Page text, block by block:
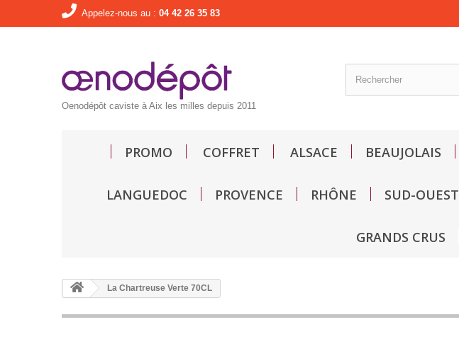
Appelez-nous au : 04 42 26 35 83
Oenodépôt caviste à Aix les milles depuis 2011
PROMO COFFRET ALSACE BEAUJOLAIS
LANGUEDOC PROVENCE RHÔNE SUD-OUEST
GRANDS CRUS
La Chartreuse Verte 70CL